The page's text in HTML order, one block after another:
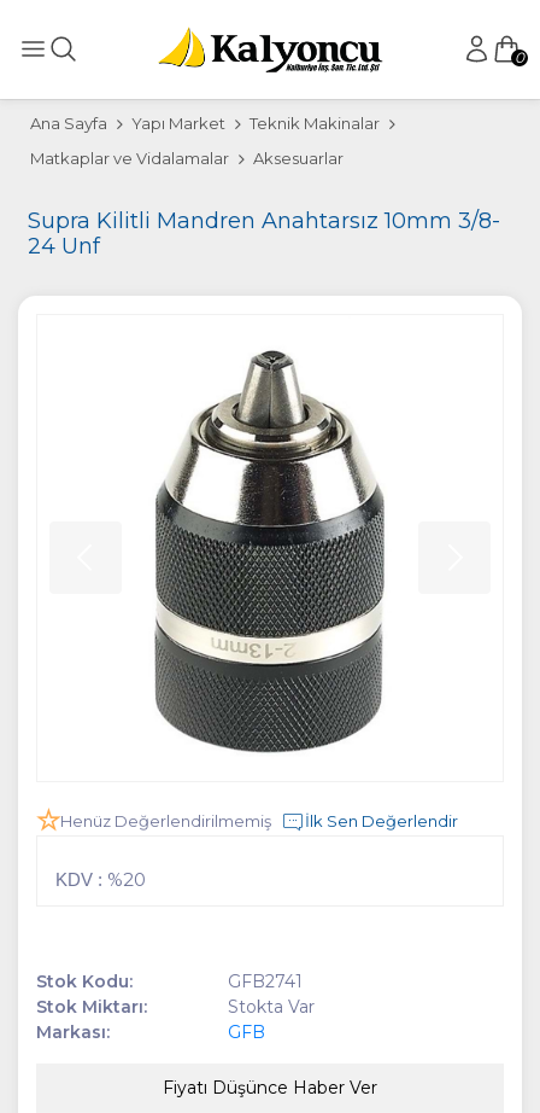
0
Ana Sayfa Yapı Market
Teknik Makinalar
Matkaplar ve Vidalamalar
Aksesuarlar
Supra Kilitli Mandren Anahtarsız 10mm 3/8-
24 Unf
Henüz Değerlendirilmemiş İlk Sen Değerlendir
KDV : %20
Stok Kodu:
GFB2741
Stok Miktarı:
Stokta Var
Markası:
GFB
Fiyatı Düşünce Haber Ver